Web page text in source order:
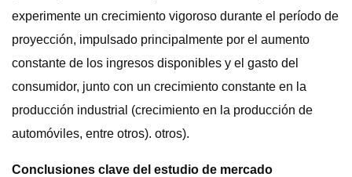
experimente un crecimiento vigoroso durante el período de
proyección, impulsado principalmente por el aumento
constante de los ingresos disponibles y el gasto del
consumidor, junto con un crecimiento constante en la
producción industrial (crecimiento en la producción de
automóviles, entre otros). otros).
Conclusiones clave del estudio de mercado